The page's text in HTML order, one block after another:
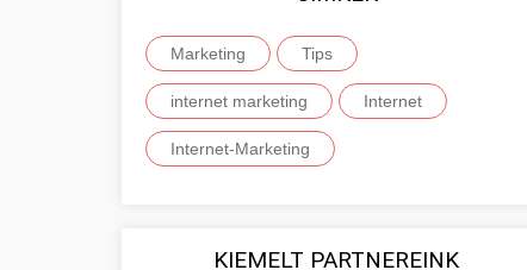
Marketing Tips
internet marketing Internet
Internet-Marketing
KIEMELT PARTNEREINK